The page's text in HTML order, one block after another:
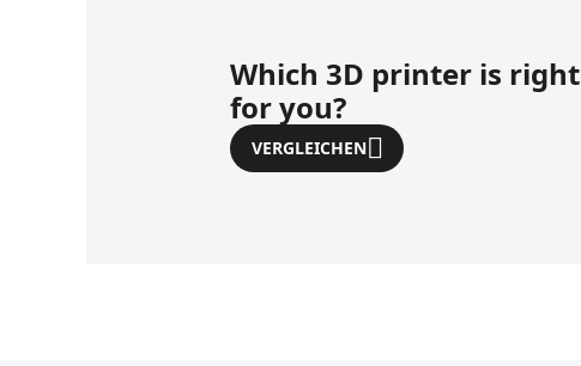
Which 3D printer is right
for you?
VERGLEICHEN